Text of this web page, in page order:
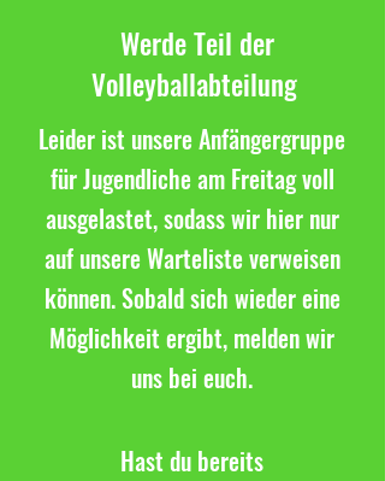
Werde Teil der
Volleyballabteilung
Leider ist unsere Anfängergruppe
für Jugendliche am Freitag voll
ausgelastet, sodass wir hier nur
auf unsere Warteliste verweisen
können. Sobald sich wieder eine
Möglichkeit ergibt, melden wir
uns bei euch.
Hast du bereits